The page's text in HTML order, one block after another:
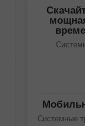
Системные